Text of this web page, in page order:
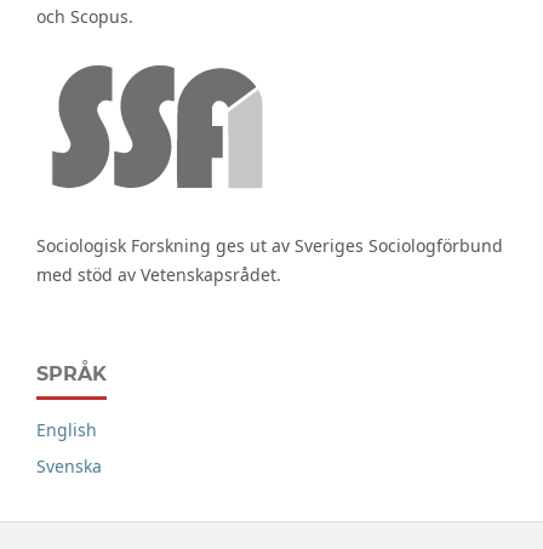
och Scopus.
Sociologisk Forskning ges ut av Sveriges Sociologförbund
med stöd av Vetenskapsrådet.
SPRÅK
English
Svenska